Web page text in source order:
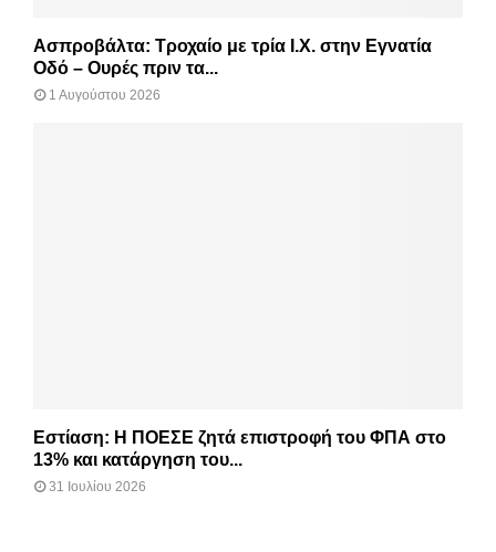
Ασπροβάλτα: Τροχαίο με τρία Ι.Χ. στην Εγνατία
Οδό – Ουρές πριν τα...
1 Αυγούστου 2026
Εστίαση: Η ΠΟΕΣΕ ζητά επιστροφή του ΦΠΑ στο
13% και κατάργηση του...
31 Ιουλίου 2026